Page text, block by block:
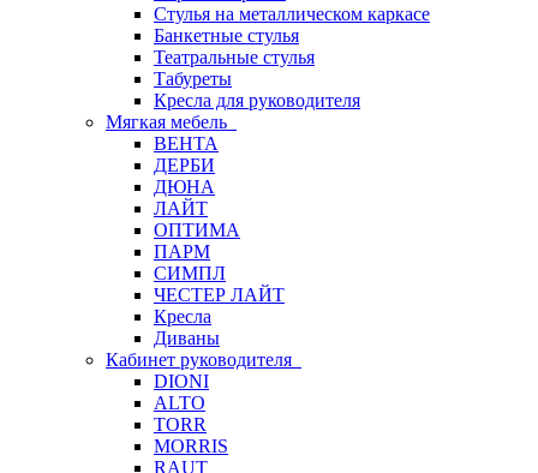
Стулья на металлическом каркасе
Банкетные стулья
Театральные стулья
Табуреты
Кресла для руководителя
Мягкая мебель
ВЕНТА
ДЕРБИ
ДЮНА
ЛАЙТ
ОПТИМА
ПАРМ
СИМПЛ
ЧЕСТЕР ЛАЙТ
Кресла
Диваны
Кабинет руководителя
DIONI
ALTO
TORR
MORRIS
RAUT